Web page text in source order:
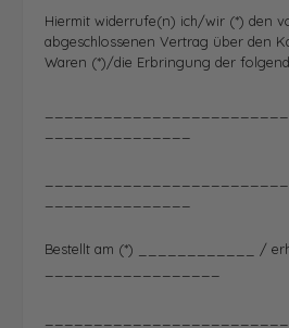
Hiermit widerrufe(n) ich/wir (*) den
abgeschlossenen Vertrag über den
Waren (*)/die Erbringung der
Bestellt am (*) ____________ /